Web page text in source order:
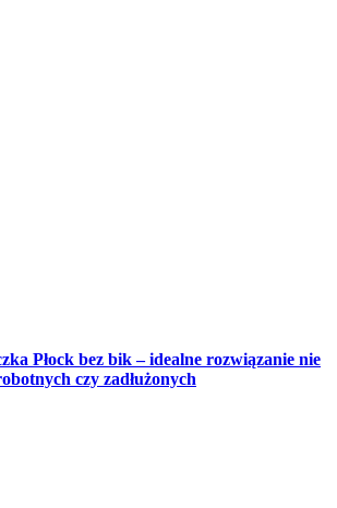
Płock bez bik – idealne rozwiązanie nie
czy zadłużonych